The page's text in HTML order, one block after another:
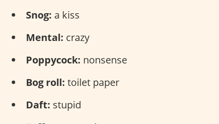
Snog: a kiss
Mental: crazy
Poppycock: nonsense
Bog roll: toilet paper
Daft: stupid